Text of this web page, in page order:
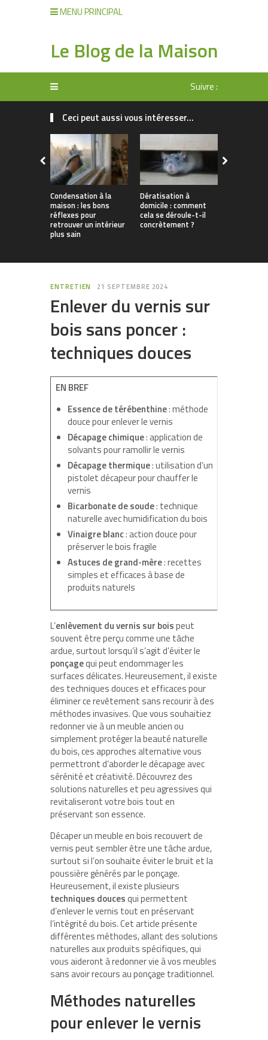
MENU PRINCIPAL
Le Blog de la Maison
Suivre :
Ceci peut aussi vous intéresser...
Condensation à la
maison : les bons
réflexes pour
retrouver un intérieur
plus sain
Dératisation à
domicile : comment
cela se déroule-t-il
concrètement ?
ENTRETIEN 21 SEPTEMBRE 2024
Enlever du vernis sur
bois sans poncer :
techniques douces
EN BREF
Essence de térébenthine: méthode
douce pour enlever le vernis
Décapage chimique: application de
solvants pour ramollir le vernis
Décapage thermique: utilisation d’un
pistolet décapeur pour chauffer le
vernis
Bicarbonate de soude: technique
naturelle avec humidification du bois
Vinaigre blanc: action douce pour
préserver le bois fragile
Astuces de grand-mère: recettes
simples et efficaces à base de
produits naturels
L’enlèvement du vernis sur boispeut
souvent être perçu comme une tâche
ardue, surtout lorsqu’il s’agit d’éviter le
ponçagequi peut endommager les
surfaces délicates. Heureusement, il existe
des techniques douces et efficaces pour
éliminer ce revêtement sans recourir à des
méthodes invasives. Que vous souhaitiez
redonner vie à un meuble ancien ou
simplement protéger la beauté naturelle
du bois, ces approches alternative vous
permettront d’aborder le décapage avec
sérénité et créativité. Découvrez des
solutions naturelles et peu agressives qui
revitaliseront votre bois tout en
préservant son essence.
Décaper un meuble en bois recouvert de
vernis peut sembler être une tâche ardue,
surtout si l’on souhaite éviter le bruit et la
poussière générés par le ponçage.
Heureusement, il existe plusieurs
techniques doucesqui permettent
d’enlever le vernis tout en préservant
l’intégrité du bois. Cet article présente
différentes méthodes, allant des solutions
naturelles aux produits spécifiques, qui
vous aideront à redonner vie à vos meubles
sans avoir recours au ponçage traditionnel.
Méthodes naturelles
pour enlever le vernis